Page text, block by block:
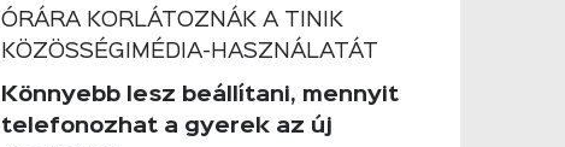
ÓRÁRA KORLÁTOZNÁK A TINIK
KÖZÖSSÉGIMÉDIA-HASZNÁLATÁT
Könnyebb lesz beállítani, mennyit
telefonozhat a gyerek az új